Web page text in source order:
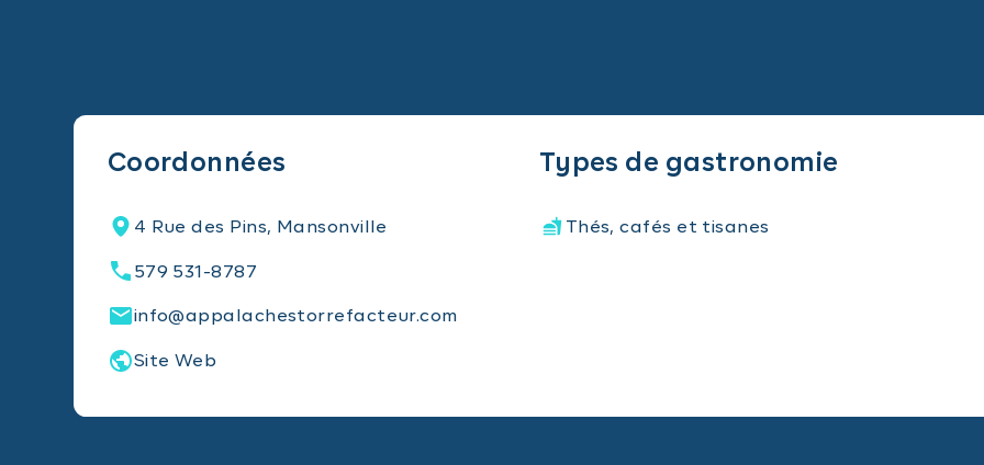
Coordonnées
4 Rue des Pins, Mansonville
579 531-8787
info@appalachestorrefacteur.com
Site Web
Types de gastronomie
Thés, cafés et tisanes